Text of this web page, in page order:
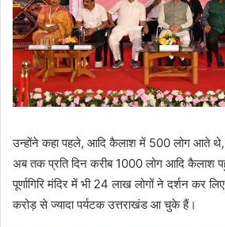
उन्होंने कहा पहले, आदि कैलाश में 500 लोग आते थे,
अब तक प्रति दिन करीब 1000 लोग आदि कैलाश
पूर्णागिरि मंदिर में भी 24 लाख लोगों ने दर्शन कर
करोड़ से ज्यादा पर्यटक उत्तराखंड आ चुके हैं।